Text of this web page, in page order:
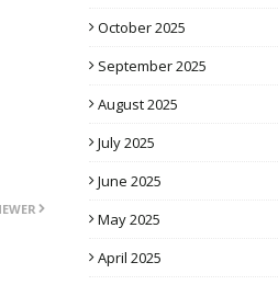
October 2025
September 2025
August 2025
July 2025
June 2025
May 2025
April 2025